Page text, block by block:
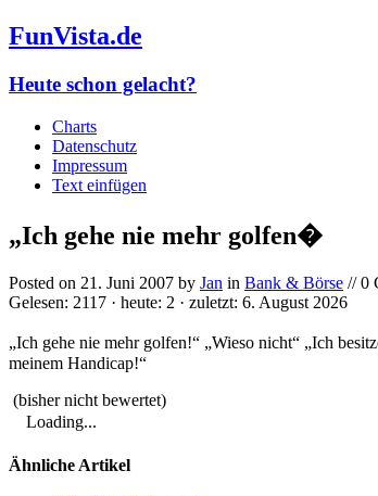
FunVista.de
Heute schon gelacht?
Charts
Datenschutz
Impressum
Text einfügen
„Ich gehe nie mehr golfen�
Posted on 21. Juni 2007 by Jan in Bank & Börse // 0
Gelesen: 2117 · heute: 2 · zuletzt: 6. August 2026
„Ich gehe nie mehr golfen!“ „Wieso nicht“ „Ich
meinem Handicap!“
(bisher nicht bewertet)
Loading...
Ähnliche Artikel